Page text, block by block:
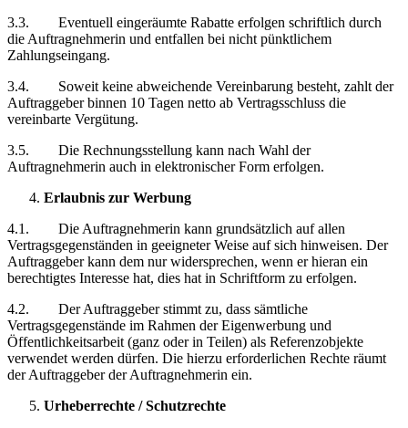
3.3. Eventuell eingeräumte Rabatte erfolgen schriftlich durch
die Auftragnehmerin und entfallen bei nicht pünktlichem
Zahlungseingang.
3.4. Soweit keine abweichende Vereinbarung besteht, zahlt der
Auftraggeber binnen 10 Tagen netto ab Vertragsschluss die
vereinbarte Vergütung.
3.5. Die Rechnungsstellung kann nach Wahl der
Auftragnehmerin auch in elektronischer Form erfolgen.
Erlaubnis zur Werbung
4.1. Die Auftragnehmerin kann grundsätzlich auf allen
Vertragsgegenständen in geeigneter Weise auf sich hinweisen. Der
Auftraggeber kann dem nur widersprechen, wenn er hieran ein
berechtigtes Interesse hat, dies hat in Schriftform zu erfolgen.
4.2. Der Auftraggeber stimmt zu, dass sämtliche
Vertragsgegenstände im Rahmen der Eigenwerbung und
Öffentlichkeitsarbeit (ganz oder in Teilen) als Referenzobjekte
verwendet werden dürfen. Die hierzu erforderlichen Rechte räumt
der Auftraggeber der Auftragnehmerin ein.
Urheberrechte / Schutzrechte